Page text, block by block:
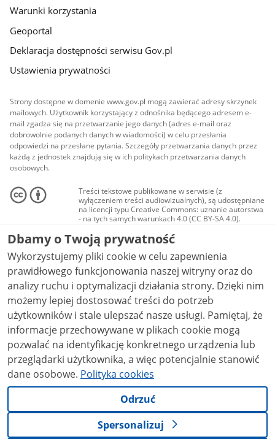
Warunki korzystania
Geoportal
Deklaracja dostępności serwisu Gov.pl
Ustawienia prywatności
Strony dostępne w domenie www.gov.pl mogą zawierać adresy skrzynek
mailowych. Użytkownik korzystający z odnośnika będącego adresem e-
mail zgadza się na przetwarzanie jego danych (adres e-mail oraz
dobrowolnie podanych danych w wiadomości) w celu przesłania
odpowiedzi na przesłane pytania. Szczegóły przetwarzania danych przez
każdą z jednostek znajdują się w ich politykach przetwarzania danych
osobowych.
Treści tekstowe publikowane w serwisie (z
wyłączeniem treści audiowizualnych), są udostępniane
na licencji typu Creative Commons: uznanie autorstwa
- na tych samych warunkach 4.0 (CC BY-SA 4.0).
Materiały audiowizualne, w tym zdjęcia, materiały
audio i wideo, są udostępniane na licencji typu
Creative Commons: uznanie autorstwa użycie
niekomercyjne - bez utworów zależnych 4.0 (CC BY-
NC-ND 4.0), o ile nie jest to stwierdzone inaczej.
Dbamy o Twoją prywatność
Wykorzystujemy pliki cookie w celu zapewnienia
prawidłowego funkcjonowania naszej witryny oraz do
analizy ruchu i optymalizacji działania strony. Dzięki nim
możemy lepiej dostosować treści do potrzeb
użytkowników i stale ulepszać nasze usługi. Pamiętaj, że
informacje przechowywane w plikach cookie mogą
pozwalać na identyfikację konkretnego urządzenia lub
przeglądarki użytkownika, a więc potencjalnie stanowić
dane osobowe. Polityka cookies
Odrzuć
Spersonalizuj